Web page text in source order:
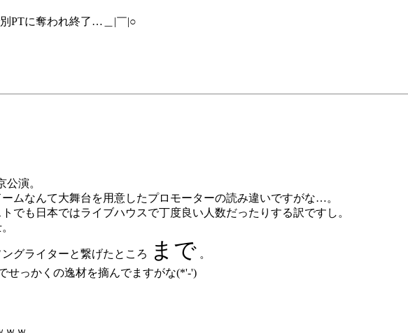
PTに奪われ終了…＿|￣|○
演。
ムなんて大舞台を用意したプロモーターの読み違いですがな…。
でも日本ではライブハウスで丁度良い人数だったりする訳ですし。
グライターと繋げたところ まで 。
せっかくの逸材を摘んでますがな(*'-')